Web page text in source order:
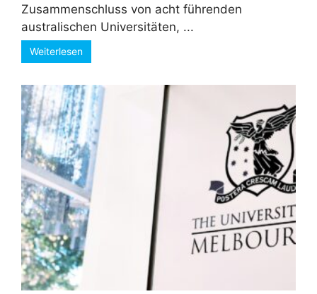
Zusammenschluss von acht führenden
australischen Universitäten, ...
Weiterlesen